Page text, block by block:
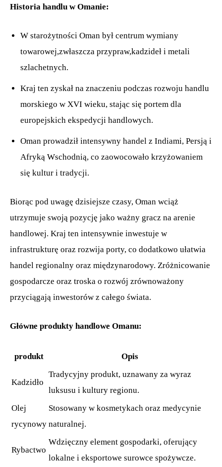
Historia handlu w Omanie:
W starożytności Oman był centrum wymiany
towarowej,zwłaszcza przypraw,kadzideł i metali
szlachetnych.
Kraj ten zyskał na znaczeniu podczas rozwoju handlu
morskiego w XVI wieku, stając się portem dla
europejskich ekspedycji handlowych.
Oman prowadził intensywny handel z Indiami, Persją i
Afryką Wschodnią, co zaowocowało krzyżowaniem
się kultur i tradycji.
Biorąc pod uwagę dzisiejsze czasy, Oman wciąż
utrzymuje swoją pozycję jako ważny gracz na arenie
handlowej. Kraj ten intensywnie inwestuje w
infrastrukturę oraz rozwija porty, co dodatkowo ułatwia
handel regionalny oraz międzynarodowy. Zróżnicowanie
gospodarcze oraz troska o rozwój zrównoważony
przyciągają inwestorów z całego świata.
Główne produkty handlowe Omanu:
produkt Opis
Kadzidło
Tradycyjny produkt, uznawany za wyraz
luksusu i kultury regionu.
Olej
rycynowy
Stosowany w kosmetykach oraz medycynie
naturalnej.
Rybactwo
Wdzięczny element gospodarki, oferujący
lokalne i eksportowe surowce spożywcze.